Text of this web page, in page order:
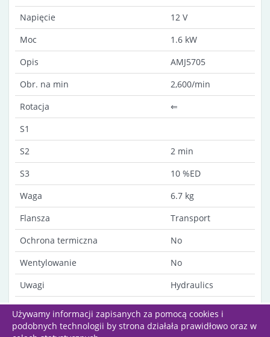
Używamy informacji zapisanych za pomocą cookies i
podobnych technologii by strona działała prawidłowo oraz w
Napięcie
12 V
Moc
1.6 kW
Opis
AMJ5705
Obr. na min
2,600/min
Rotacja
⇐
S1
S2
2 min
S3
10 %ED
Waga
6.7 kg
Flansza
Transport
Ochrona termiczna
No
Wentylowanie
No
Uwagi
Hydraulics
Insulated ground